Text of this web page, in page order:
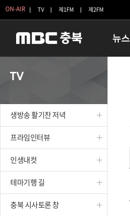
ON-AIR TV 제1FM 제2FM
뉴스
보은
옥천
TV
생방송 활기찬 저녁
프라임인터뷰
인생내컷
테마기행 길
충북 시사토론 창